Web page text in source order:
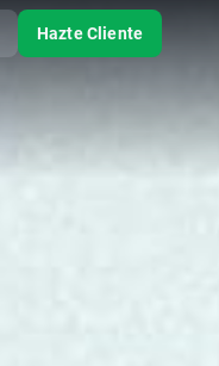
Hazte Cliente